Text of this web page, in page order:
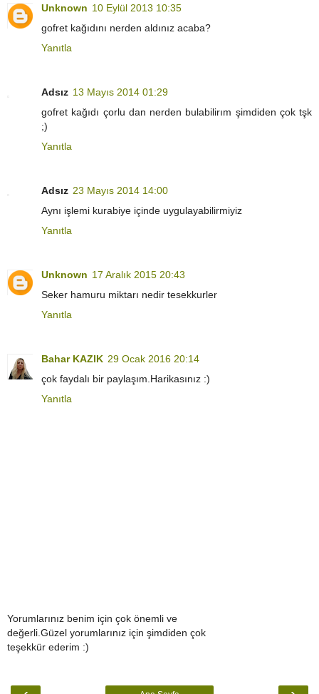
Unknown 10 Eylül 2013 10:35
gofret kağıdını nerden aldınız acaba?
Yanıtla
Adsız 13 Mayıs 2014 01:29
gofret kağıdı çorlu dan nerden bulabilirım şimdiden çok tşk
;)
Yanıtla
Adsız 23 Mayıs 2014 14:00
Aynı işlemi kurabiye içinde uygulayabilirmiyiz
Yanıtla
Unknown 17 Aralık 2015 20:43
Seker hamuru miktarı nedir tesekkurler
Yanıtla
Bahar KAZIK 29 Ocak 2016 20:14
çok faydalı bir paylaşım.Harikasınız :)
Yanıtla
Yorumlarınız benim için çok önemli ve
değerli.Güzel yorumlarınız için şimdiden çok
teşekkür ederim :)